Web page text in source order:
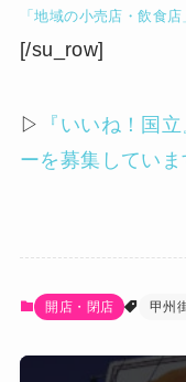
「地域の小売店・飲食
[/su_row]
▷
『いいね！国
ーを募集していま
開店・閉店 甲州